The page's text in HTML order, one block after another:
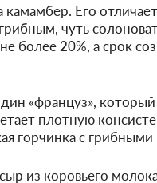
Его
чуть
более 20%, а срок
«француз»,
плотную
горчинка с
из коровьего